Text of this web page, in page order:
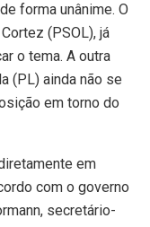
forma unânime. O
(PSOL), já
o tema. A outra
(PL) ainda não se
em torno do
em
com o governo
secretário-